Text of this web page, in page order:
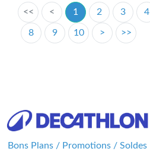
<< < 1 2 3 4
8 9 10 > >>
Bons Plans / Promotions / Soldes